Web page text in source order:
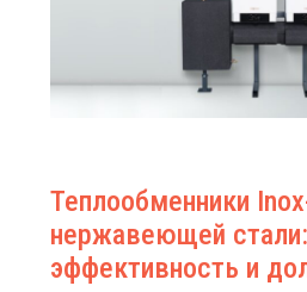
Теплообменники
нержавеющей стали:
эффективность и